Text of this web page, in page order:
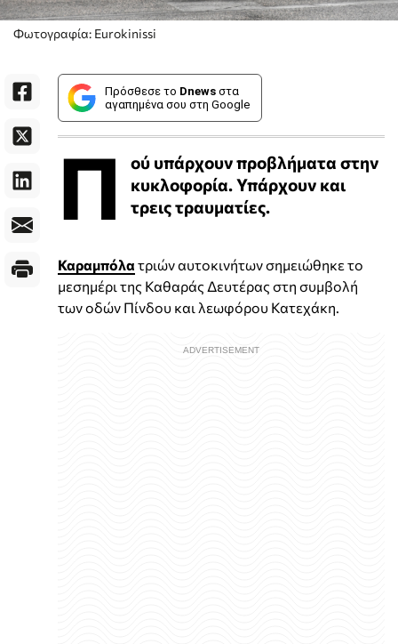
Φωτογραφία: Eurokinissi
Πρόσθεσε το Dnews στα
αγαπημένα σου στη Google
Π
ού υπάρχουν προβλήματα στην
κυκλοφορία. Υπάρχουν και
τρεις τραυματίες.
Καραμπόλα τριών αυτοκινήτων σημειώθηκε το
μεσημέρι της Καθαράς Δευτέρας στη συμβολή
των οδών Πίνδου και λεωφόρου Κατεχάκη.